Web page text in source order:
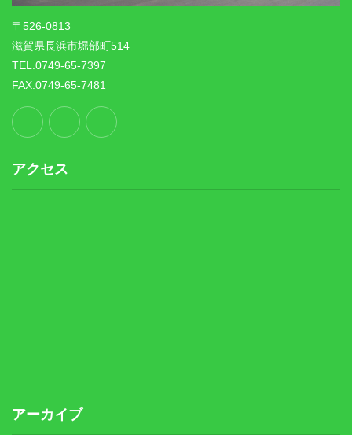
〒526-0813
滋賀県長浜市堀部町514
TEL.0749-65-7397
FAX.0749-65-7481
アクセス
アーカイブ